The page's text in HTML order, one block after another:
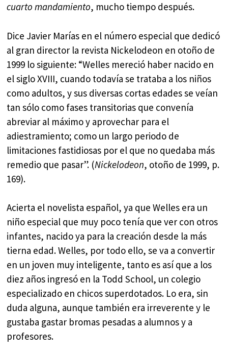
cuarto mandamiento, mucho tiempo después.
Dice Javier Marías en el número especial que dedicó
al gran director la revista Nickelodeon en otoño de
1999 lo siguiente: “Welles mereció haber nacido en
el siglo XVIII, cuando todavía se trataba a los niños
como adultos, y sus diversas cortas edades se veían
tan sólo como fases transitorias que convenía
abreviar al máximo y aprovechar para el
adiestramiento; como un largo periodo de
limitaciones fastidiosas por el que no quedaba más
remedio que pasar”. (Nickelodeon, otoño de 1999, p.
169).
Acierta el novelista español, ya que Welles era un
niño especial que muy poco tenía que ver con otros
infantes, nacido ya para la creación desde la más
tierna edad. Welles, por todo ello, se va a convertir
en un joven muy inteligente, tanto es así que a los
diez años ingresó en la Todd School, un colegio
especializado en chicos superdotados. Lo era, sin
duda alguna, aunque también era irreverente y le
gustaba gastar bromas pesadas a alumnos y a
profesores.